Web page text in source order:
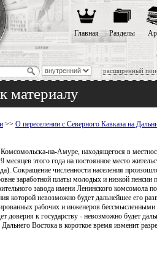
расширенный
Главная Разделы
материалу
>> О переселении с Северного Кавказа на
на-Амуре, находящегося в
этого года на постоянное место
Сокращение численности населения
заработной платы молодых и низкой
завода имени Ленинского комсомола
которой невозможно будет дальнейшее его
рабочих и инженеров
доверия к государству - невозможно будет
Востока в короткое время изменит